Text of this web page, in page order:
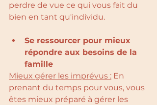
perdre de vue ce qui vous fait du
bien en tant qu'individu.
Se ressourcer pour mieux
répondre aux besoins de la
famille
Mieux gérer les imprévus : En
prenant du temps pour vous, vous
êtes mieux préparé à gérer les